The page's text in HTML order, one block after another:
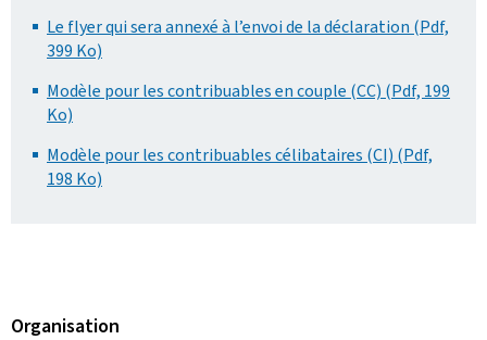
Le flyer qui sera annexé à l’envoi de la déclaration (Pdf,
399 Ko)
Modèle pour les contribuables en couple (CC) (Pdf, 199
Ko)
Modèle pour les contribuables célibataires (CI) (Pdf,
198 Ko)
Organisation